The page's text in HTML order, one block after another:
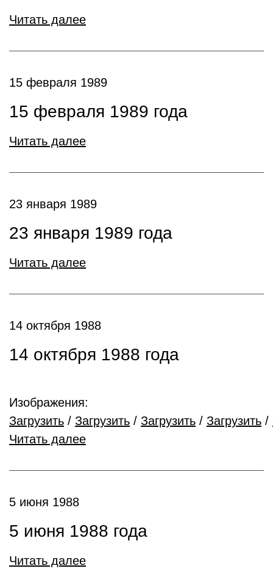
Читать далее
15 февраля 1989
15 февраля 1989 года
Читать далее
23 января 1989
23 января 1989 года
Читать далее
14 октября 1988
14 октября 1988 года
Изображения:
Загрузить / Загрузить / Загрузить / Загрузить /
Читать далее
5 июня 1988
5 июня 1988 года
Читать далее